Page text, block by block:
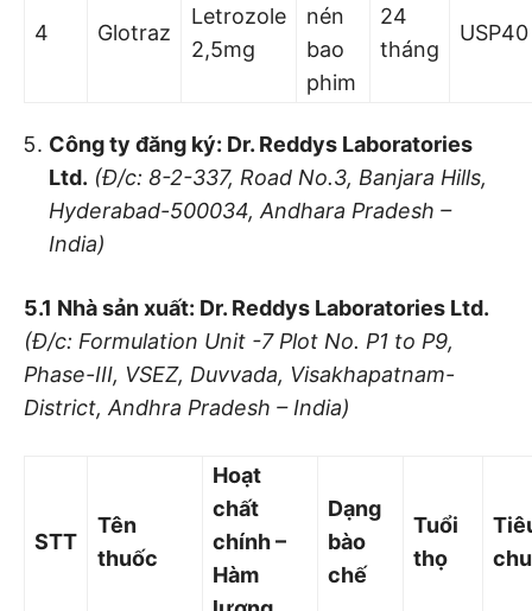
4 Glotraz
Letrozole
2,5mg
nén
bao
phim
24
tháng
USP40
Công ty đăng ký: Dr. Reddys Laboratories
Ltd. (Đ/c: 8-2-337, Road No.3, Banjara Hills,
Hyderabad-500034, Andhara Pradesh –
India)
5.1 Nhà sản xuất: Dr. Reddys Laboratories Ltd.
(Đ/c: Formulation Unit -7 Plot No. P1 to P9,
Phase-III, VSEZ, Duvvada, Visakhapatnam-
District, Andhra Pradesh – India)
STT
Tên
thuốc
Hoạt
chất
chính –
Hàm
Dạng
bào
chế
Tuổi
thọ